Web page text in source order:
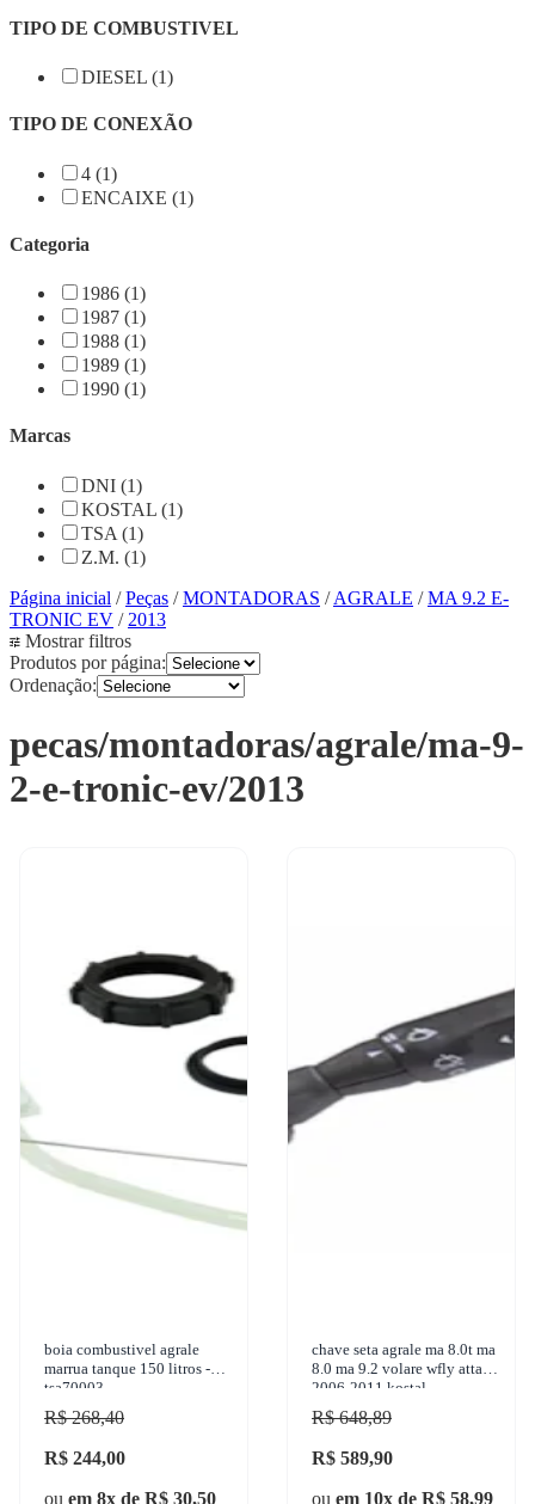
TIPO DE COMBUSTIVEL
DIESEL (1)
TIPO DE CONEXÃO
4 (1)
ENCAIXE (1)
Categoria
1986 (1)
1987 (1)
1988 (1)
1989 (1)
1990 (1)
Marcas
DNI (1)
KOSTAL (1)
TSA (1)
Z.M. (1)
Página inicial /Peças /MONTADORAS /AGRALE /MA 9.2 E-
TRONIC EV / 2013
Mostrar filtros
Produtos por página:
Ordenação:
pecas/montadoras/agrale/ma-9-
2-e-tronic-ev/2013
boia combustivel agrale
marrua tanque 150 litros -
tsa70003
R$ 268,40
R$ 244,00
ou em 8x de R$ 30,50
chave seta agrale ma 8.0t ma
8.0 ma 9.2 volare wfly attack
2006-2011 kostal -
10007625
R$ 648,89
R$ 589,90
ou em 10x de R$ 58,99